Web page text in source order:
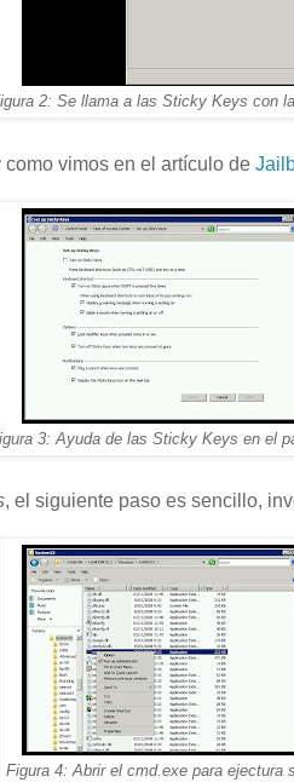
2: Se llama a las Sticky Keys con
vimos en el artículo de
3: Ayuda de las Sticky Keys en el
, el siguiente paso es sencillo,
Figura 4: Abrir el cmd.exe para ejectura